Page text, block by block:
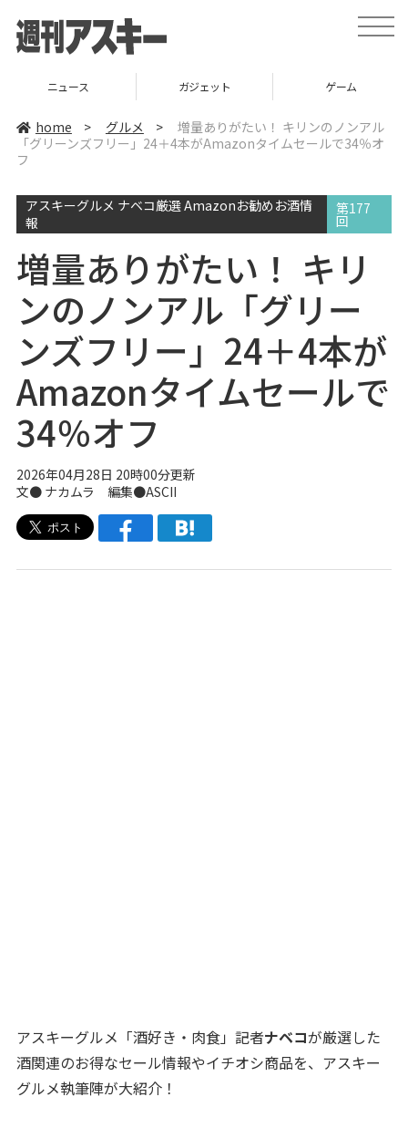
t
o
v
i
ニュース ガジェット ゲーム
home > グルメ >
増量ありがたい！ キリンのノンアル
「グリーンズフリー」24＋4本がAmazonタイムセールで34％オ
フ
アスキーグルメ ナベコ厳選 Amazonお勧めお酒情
報
第177
回
増量ありがたい！ キリ
ンのノンアル「グリー
ンズフリー」24＋4本が
Amazonタイムセールで
34％オフ
2026年04月28日 20時00分更新
文● ナカムラ 編集●ASCII
アスキーグルメ「酒好き・肉食」記者ナベコが厳選した
酒関連のお得なセール情報やイチオシ商品を、アスキー
グルメ執筆陣が大紹介！